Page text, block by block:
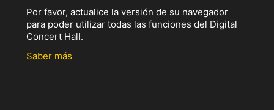
Por favor, actualice la versión de su navegador
para poder utilizar todas las funciones del Digital
Concert Hall.
Saber más